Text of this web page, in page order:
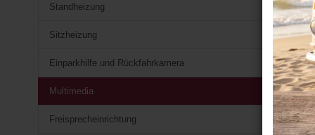
Standheizung
Sitzheizung
Einparkhilfe und Rückfahrkamera
Multimedia
Freisprecheinrichtung